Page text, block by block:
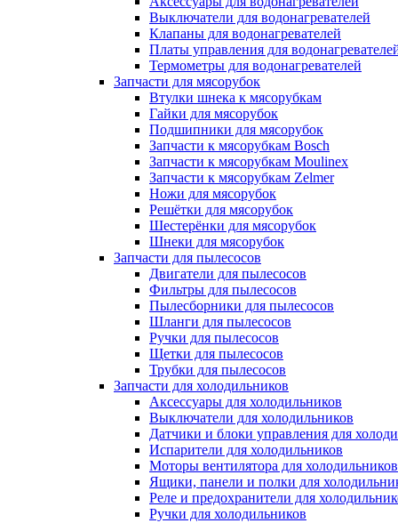
Выключатели для водонагревателей
Клапаны для водонагревателей
Платы управления для
Термометры для водонагревателей
Запчасти для мясорубок
Втулки шнека к мясорубкам
Гайки для мясорубок
Подшипники для мясорубок
Запчасти к мясорубкам Bosch
Запчасти к мясорубкам Moulinex
Запчасти к мясорубкам Zelmer
Ножи для мясорубок
Решётки для мясорубок
Шестерёнки для мясорубок
Шнеки для мясорубок
Запчасти для пылесосов
Двигатели для пылесосов
Фильтры для пылесосов
Пылесборники для пылесосов
Шланги для пылесосов
Ручки для пылесосов
Щетки для пылесосов
Трубки для пылесосов
Запчасти для холодильников
Аксессуары для холодильников
Выключатели для холодильников
Датчики и блоки управления для
Испарители для холодильников
Моторы вентилятора для холодильников
Ящики, панели и полки для
Реле и предохранители для
Ручки для холодильников